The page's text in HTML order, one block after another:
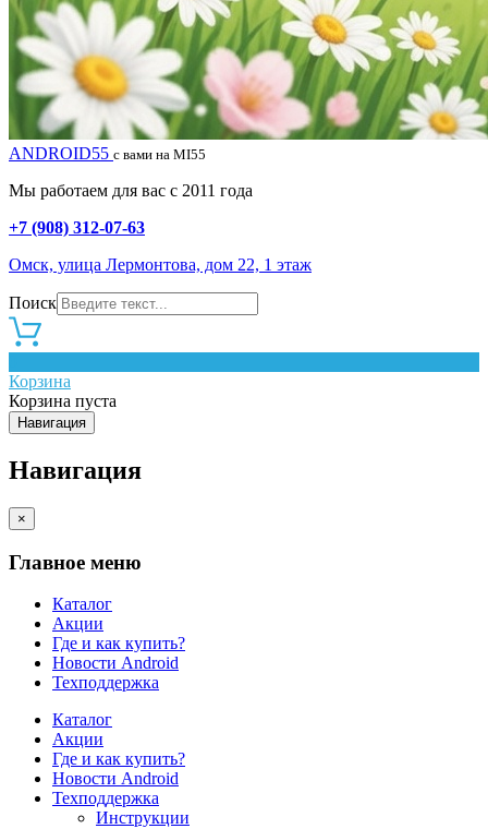
ANDROID55 с вами на MI55
Мы работаем для вас с 2011 года
+7 (908) 312-07-63
Омск, улица Лермонтова, дом 22, 1 этаж
Поиск
Корзина
Корзина пуста
Навигация
Навигация
×
Главное меню
Каталог
Акции
Где и как купить?
Новости Android
Техподдержка
Каталог
Акции
Где и как купить?
Новости Android
Техподдержка
Инструкции